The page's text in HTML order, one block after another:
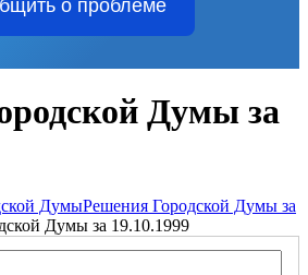
о проблеме
Думы за
ДумыРешения Городской Думы за
Думы за 19.10.1999